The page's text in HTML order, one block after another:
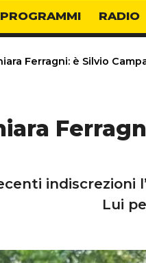
PROGRAMMI RADIO
Ferragni: è Silvio
indiscrezioni
Lui